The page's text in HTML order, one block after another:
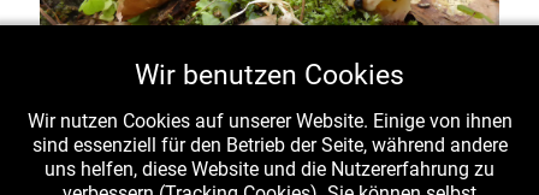
Rundspor-Lorchel (Pseudorhizina sphaerospora) -
Wir benutzen Cookies
Wir nutzen Cookies auf unserer Website. Einige von ihnen
sind essenziell für den Betrieb der Seite, während andere
uns helfen, diese Website und die Nutzererfahrung zu